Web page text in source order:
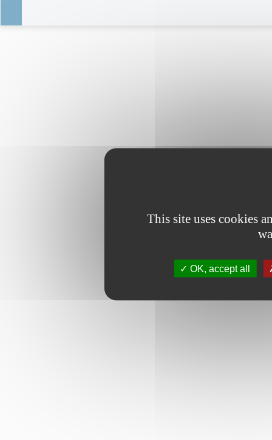
This site uses cookies
OK, accept all